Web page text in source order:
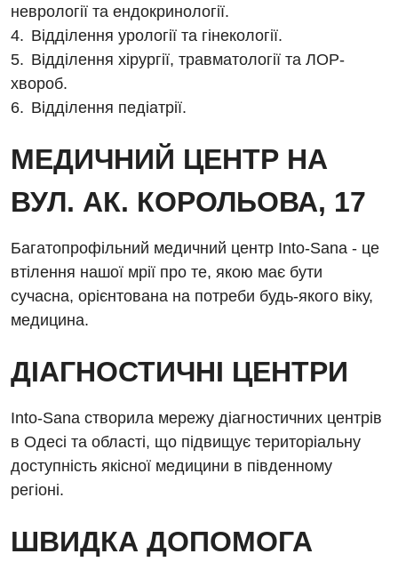
Вакансії
Заходи БПР
Інтернатура
Програма лояльності
Відгуки
Діагностика
Ангіографічні дослідження
Ендоскопічне відділення
Інструментальна діагностика
Магнітно-резонансна томографія
Мамографія
Рентгенографія
УЗД
Для дорослих
Акушерство і гінекологія
Алергологія, імунологія
Відділ госпіталізації
Відділення кардіосудинної патології та неврології
Гінекологічне відділення
Денний стаціонар
Діагностичне відділення
Ендоскопічне відділення
Офтальмологічне відділення
Педіатричне відділення
Травматологічне відділення
Декларування
Національний скринінг здоров’я 40+
Українська
Російська
неврології та ендокринології.
Відділення урології та гінекології.
Відділення хірургії, травматології та ЛОР-
хвороб.
Відділення педіатрії.
МЕДИЧНИЙ ЦЕНТР НА
ВУЛ. АК. КОРОЛЬОВА, 17
Багатопрофільний медичний центр Into-Sana - це
втілення нашої мрії про те, якою має бути
сучасна, орієнтована на потреби будь-якого віку,
медицина.
ДІАГНОСТИЧНІ ЦЕНТРИ
Into-Sana створила мережу діагностичних центрів
в Одесі та області, що підвищує територіальну
доступність якісної медицини в південному
регіоні.
ШВИДКА ДОПОМОГА